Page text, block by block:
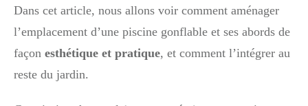
Dans cet article, nous allons voir comment aménager
l’emplacement d’une piscine gonflable et ses abords de
façon esthétique et pratique, et comment l’intégrer au
reste du jardin.